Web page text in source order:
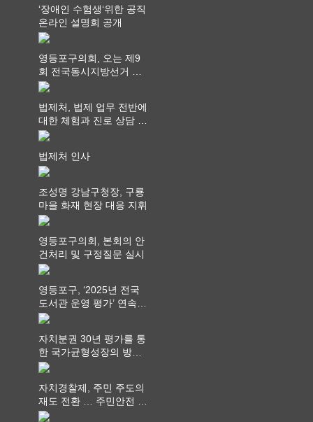
‘장애인 수험생‘위한 공직
온라인 설명회 공개
영등포구의회, 오는 제9
회 전국동시지방선거 ‧
"공직사회는 어느 때보다
를 지켜야 할 것"
법제처, 법제 업무 전반에
대한 체험과 진로 상담 기
회 제공
법제처 인사
조성명 강남구청장, 구룡
마을 화재 현장 대응 지휘
영등포구의회, 본회의 안
건처리 및 구정질문 실시
영등포구, ‘2025년 전국
도서관 운영 평가’ 연속
최고 영예 장관상에서 ‘대
자치분권 30년 평가를 통
한 국가균형성장의 방향
과 과제 논의
자치경찰제, 주민 주도의
재도 전환 … 주민안전 치
안서비스가 최우선 되어